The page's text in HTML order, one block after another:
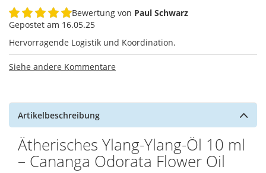
100%
Bewertung von Paul Schwarz
Gepostet am 16.05.25
Hervorragende Logistik und Koordination.
Siehe andere Kommentare
Artikelbeschreibung
Ätherisches Ylang-Ylang-Öl 10 ml
– Cananga Odorata Flower Oil